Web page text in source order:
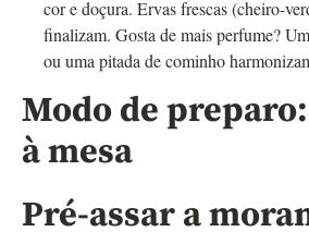
cor e doçura. Ervas frescas (cheiro-
finalizam. Gosta de mais perfume?
ou uma pitada de cominho
Modo de
à mesa
Pré-assar a